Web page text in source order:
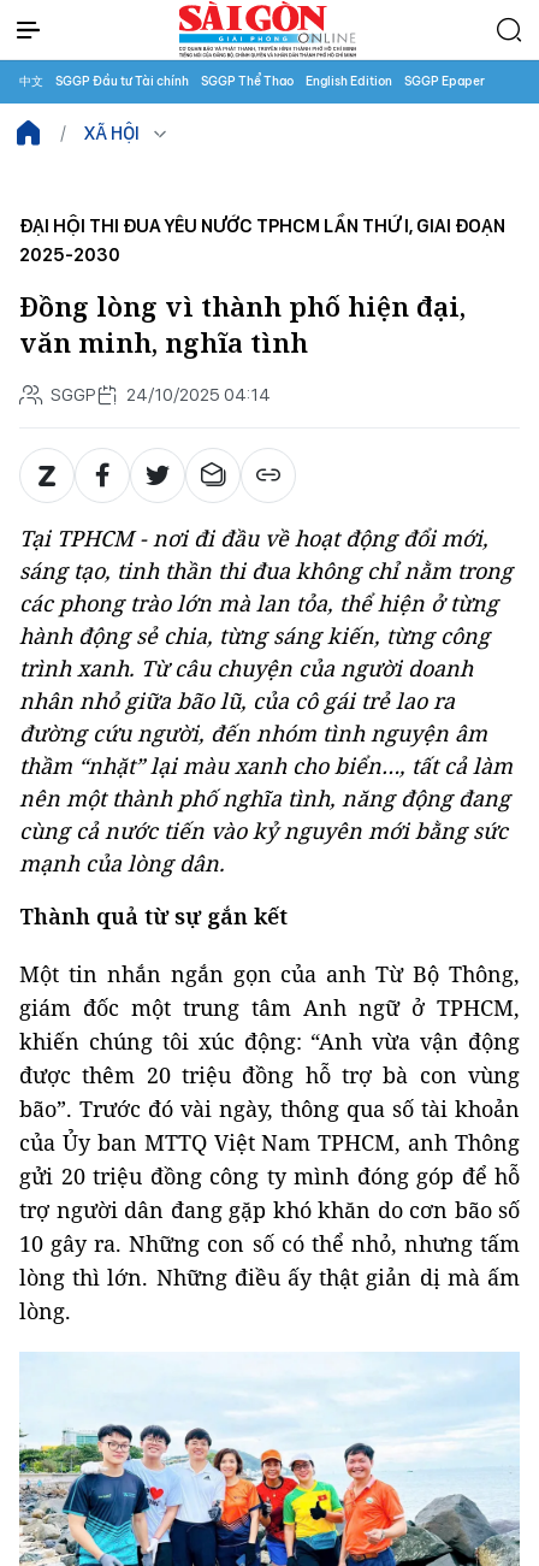
中文 SGGP Đầu tư Tài chính SGGP Thể Thao English Edition SGGP Epaper
XÃ HỘI
ĐẠI HỘI THI ĐUA YÊU NƯỚC TPHCM LẦN THỨ I, GIAI ĐOẠN
2025-2030
Đồng lòng vì thành phố hiện đại,
văn minh, nghĩa tình
SGGP 24/10/2025 04:14
Tại TPHCM - nơi đi đầu về hoạt động đổi mới,
sáng tạo, tinh thần thi đua không chỉ nằm trong
các phong trào lớn mà lan tỏa, thể hiện ở từng
hành động sẻ chia, từng sáng kiến, từng công
trình xanh. Từ câu chuyện của người doanh
nhân nhỏ giữa bão lũ, của cô gái trẻ lao ra
đường cứu người, đến nhóm tình nguyện âm
thầm “nhặt” lại màu xanh cho biển…, tất cả làm
nên một thành phố nghĩa tình, năng động đang
cùng cả nước tiến vào kỷ nguyên mới bằng sức
mạnh của lòng dân.
Thành quả từ sự gắn kết
Một tin nhắn ngắn gọn của anh Từ Bộ Thông,
giám đốc một trung tâm Anh ngữ ở TPHCM,
khiến chúng tôi xúc động: “Anh vừa vận động
được thêm 20 triệu đồng hỗ trợ bà con vùng
bão”. Trước đó vài ngày, thông qua số tài khoản
của Ủy ban MTTQ Việt Nam TPHCM, anh Thông
gửi 20 triệu đồng công ty mình đóng góp để hỗ
trợ người dân đang gặp khó khăn do cơn bão số
10 gây ra. Những con số có thể nhỏ, nhưng tấm
lòng thì lớn. Những điều ấy thật giản dị mà ấm
lòng.